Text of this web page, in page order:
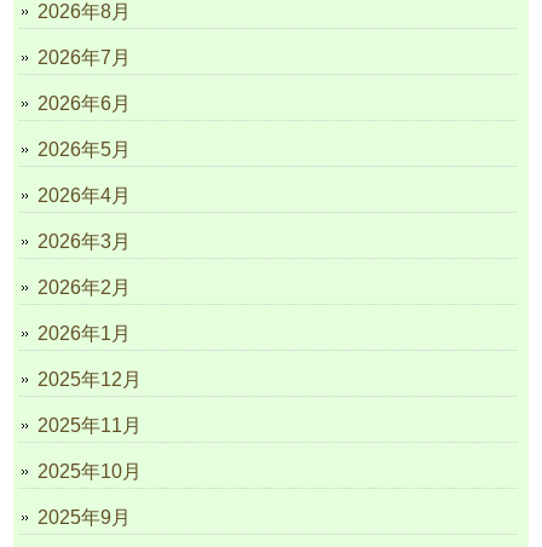
2026年8月
2026年7月
2026年6月
2026年5月
2026年4月
2026年3月
2026年2月
2026年1月
2025年12月
2025年11月
2025年10月
2025年9月